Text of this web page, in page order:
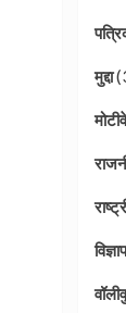
मुद्दा